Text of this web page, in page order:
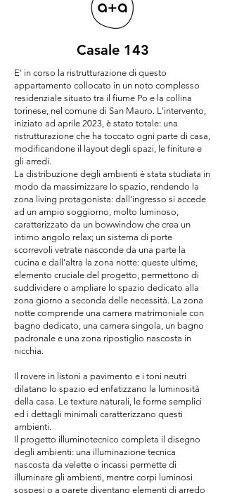
Casale 143
E' in corso la ristrutturazione di questo
appartamento collocato in un noto complesso
residenziale situato tra il fiume Po e la collina
torinese, nel comune di San Mauro. L'intervento,
iniziato ad aprile 2023, è stato totale: una
ristrutturazione che ha toccato ogni parte di casa,
modificandone il layout degli spazi, le finiture e
gli arredi.
La distribuzione degli ambienti è stata studiata in
modo da massimizzare lo spazio, rendendo la
zona living protagonista: dall'ingresso si accede
ad un ampio soggiorno, molto luminoso,
caratterizzato da un bowwindow che crea un
intimo angolo relax; un sistema di porte
scorrevoli vetrate nasconde da una parte la
cucina e dall'altra la zona notte: queste ultime,
elemento cruciale del progetto, permettono di
suddividere o ampliare lo spazio dedicato alla
zona giorno a seconda delle necessità. La zona
notte comprende una camera matrimoniale con
bagno dedicato, una camera singola, un bagno
padronale e una zona ripostiglio nascosta in
nicchia.
Il rovere in listoni a pavimento e i toni neutri
dilatano lo spazio ed enfatizzano la luminosità
della casa. Le texture naturali, le forme semplici
ed i dettagli minimali caratterizzano questi
ambienti.
Il progetto illuminotecnico completa il disegno
degli ambienti: una illuminazione tecnica
nascosta da velette o incassi permette di
illuminare gli ambienti, mentre corpi luminosi
sospesi o a parete diventano elementi di arredo